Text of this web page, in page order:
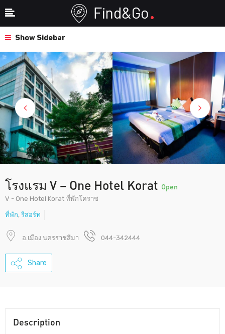
Show Sidebar
โรงแรม V – One Hotel Korat Open
V - One Hotel Korat ที่พักโคราช
ที่พัก, รีสอร์ท
อ.เมือง นครราชสีมา 044-342444
Share
Description